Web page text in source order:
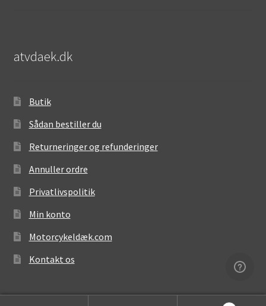
atvdaek.dk
Butik
Sådan bestiller du
Returneringer og refunderinger
Annuller ordre
Privatlivspolitik
Min konto
Motorcykeldæk.com
Kontakt os